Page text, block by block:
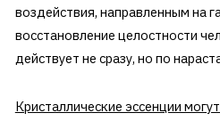
воздействия, направленным на
восстановление целостности
действует не сразу, но по
Кристаллические эссенции